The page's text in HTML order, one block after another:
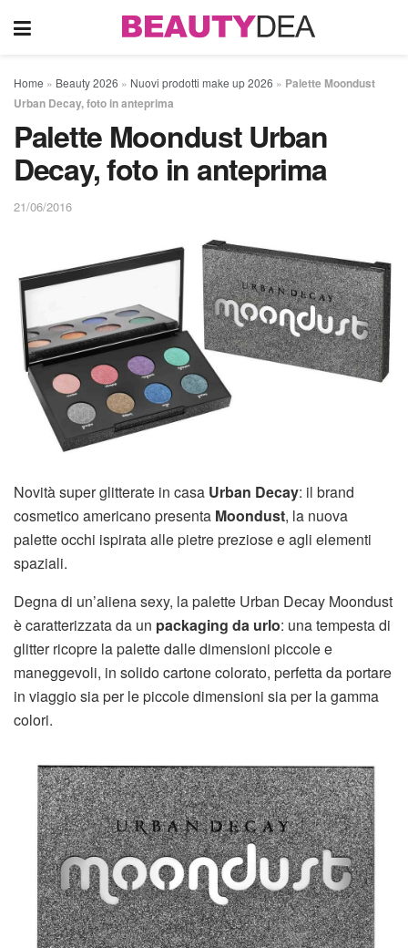
Home » Beauty 2026 » Nuovi prodotti make up 2026 » Palette Moondust
Urban Decay, foto in anteprima
Palette Moondust Urban
Decay, foto in anteprima
21/06/2016
Novità super glitterate in casa Urban Decay: il brand
cosmetico americano presenta Moondust, la nuova
palette occhi ispirata alle pietre preziose e agli elementi
spaziali.
Degna di un’aliena sexy, la palette Urban Decay Moondust
è caratterizzata da un packaging da urlo: una tempesta di
glitter ricopre la palette dalle dimensioni piccole e
maneggevoli, in solido cartone colorato, perfetta da portare
in viaggio sia per le piccole dimensioni sia per la gamma
colori.